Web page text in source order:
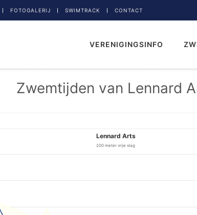
FOTOGALERIJ SWIMTRACK CONTACT
VERENIGINGSINFO
Zwemtijden van Lennard
Lennard Arts
200 meter vrije slag